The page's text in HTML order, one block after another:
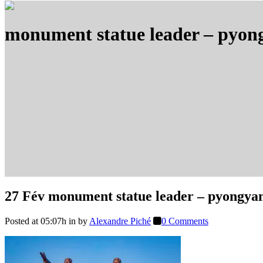
monument statue leader –
27 Fév monument statue leader –
Posted at 05:07h in by Alexandre Piché 0 Comments